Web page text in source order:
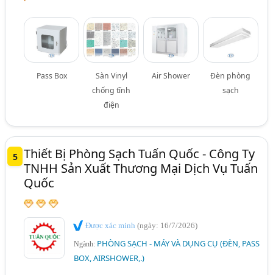
Pass Box
Sàn Vinyl
chống tĩnh
điện
Air Shower
Đèn phòng
sạch
5 Thiết Bị Phòng Sạch Tuấn Quốc - Công Ty
TNHH Sản Xuất Thương Mại Dịch Vụ Tuấn
Quốc
Được xác minh(ngày: 16/7/2026)
Ngành: PHÒNG SẠCH - MÁY VÀ DỤNG CỤ (ĐÈN, PASS
BOX, AIRSHOWER,.)